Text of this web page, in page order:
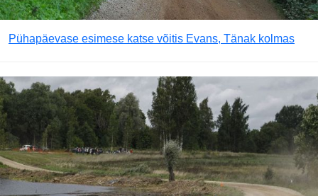
Pühapäevase esimese katse võitis Evans, Tänak kolmas